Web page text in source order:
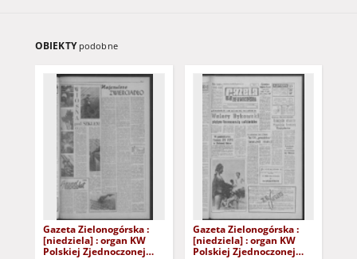
OBIEKTY podobne
Gazeta Zielonogórska :
[niedziela] : organ KW
Polskiej Zjednoczonej
Gazeta Zielonogórska :
[niedziela] : organ KW
Polskiej Zjednoczonej